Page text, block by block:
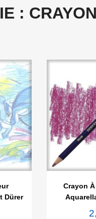
:
Dürer
Crayon